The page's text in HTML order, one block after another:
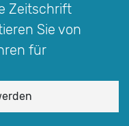
Zeitschrift
Sie von
für